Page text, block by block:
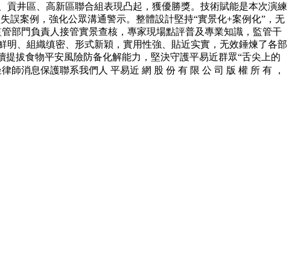
井區、高新區聯合組表現凸起，獲優勝獎。技術賦能是本次演練
誤案例，強化公眾溝通警示。整體設計堅持“實景化+案例化”，无
部門負責人接管實景查核，專家現場點評普及專業知識，監管干
、組織缜密、形式新穎，實用性強、貼近实實，无效錘煉了各部
拔食物平安風險防备化解能力，堅決守護平易近群眾“舌尖上的
消息保護聯系我們人 平易近 網 股 份 有 限 公 司 版 權 所 有 ，